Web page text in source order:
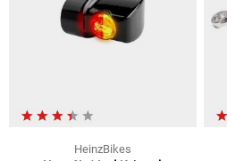
HeinzBikes